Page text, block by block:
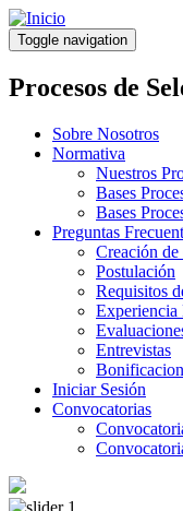
Pasar
al
contenido
principal
Toggle navigation
Procesos de
Sobre Nosotros
Normativa
Nuestros
Bases
Bases
Preguntas
Creación de
Postulación
Requisitos
Experiencia
Entrevistas
Iniciar Sesión
Convocatorias